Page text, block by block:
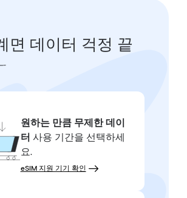
면 데이터 걱정 끝
원하는 만큼 무제한 데이
터 사용 기간을 선택하세
요.
eSIM 지원 기기 확인